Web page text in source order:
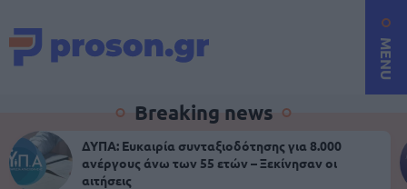
MENU
Breaking news
ΔΥΠΑ: Ευκαιρία συνταξιοδότησης για 8.000
ανέργους άνω των 55 ετών – Ξεκίνησαν οι
αιτήσεις